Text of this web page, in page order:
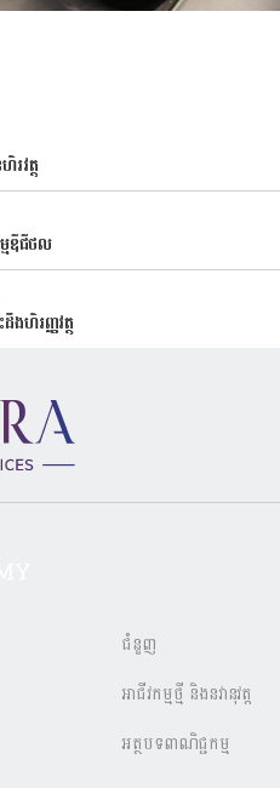
វត្ថុ
មឌីជីថល
ងហិរញ្ញវត្ថុ
ជំនួញ
អាជីវកម្មថ្មី និងនវានុវត្ត
អត្ថបទពាណិជ្ជកម្ម